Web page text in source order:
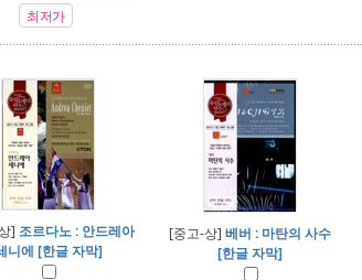
최저가
] 조르다노 : 안드레아
니에 [한글 자막]
[중고-상] 베버 : 마탄의 사수
[한글 자막]